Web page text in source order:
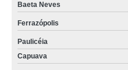
Baeta Neves
Ferrazópolis
Paulicéia
Capuava